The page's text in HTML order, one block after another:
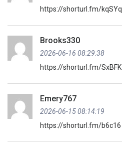
https://shorturl.fm/kqSYq
Brooks330
2026-06-16 08:29:38
https://shorturl.fm/SxBFK
Emery767
2026-06-15 08:14:19
https://shorturl.fm/b6c16